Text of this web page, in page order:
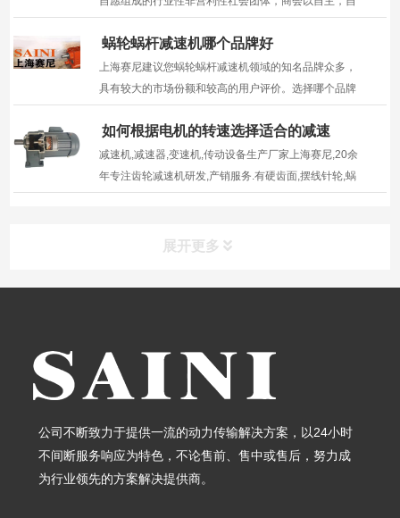
号，旨在提升"广东制造"的含金量，擦亮"中国制造"这
一骄傲招牌;团结广东各演艺设备厂商的力量并加强业界
与政府...
蜗轮蜗杆减速机哪个品牌好
上海赛尼建议您蜗轮蜗杆减速机领域的知名品牌众多，
具有较大的市场份额和较高的用户评价。选择哪个品牌
如何根据电机的转速选择适合的减速
机？
减速机,减速器,变速机,传动设备生产厂家上海赛尼,20余
年专注齿轮减速机研发,产销服务.有硬齿面,摆线针轮,蜗
展开更多
首页
关于我们
公司不断致力于提供一流的动力传输解决方案，以24小时
不间断服务响应为特色，不论售前、售中或售后，努力成
为行业领先的方案解决提供商。